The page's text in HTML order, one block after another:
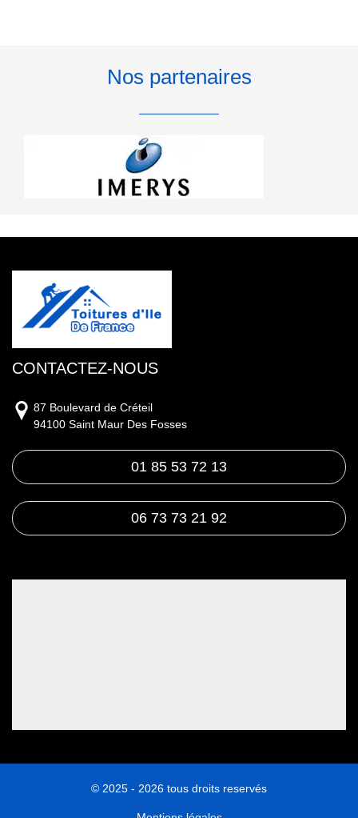
Nos partenaires
CONTACTEZ-NOUS
87 Boulevard de Créteil
94100 Saint Maur Des Fosses
01 85 53 72 13
06 73 73 21 92
© 2025 - 2026 tous droits reservés